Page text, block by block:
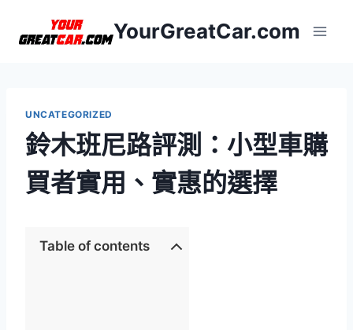
YourGreatCar.com
UNCATEGORIZED
鈴木班尼路評測：小型車購
買者實用、實惠的選擇
Table of contents